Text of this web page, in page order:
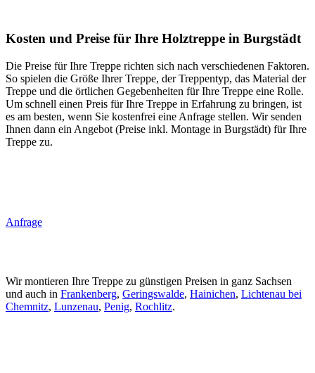
Kosten und Preise für Ihre Holztreppe in Burgstädt
Die Preise für Ihre Treppe richten sich nach verschiedenen Faktoren.
So spielen die Größe Ihrer Treppe, der Treppentyp, das Material der
Treppe und die örtlichen Gegebenheiten für Ihre Treppe eine Rolle.
Um schnell einen Preis für Ihre Treppe in Erfahrung zu bringen, ist
es am besten, wenn Sie kostenfrei eine Anfrage stellen. Wir senden
Ihnen dann ein Angebot (Preise inkl. Montage in Burgstädt) für Ihre
Treppe zu.
Anfrage
Wir montieren Ihre Treppe zu günstigen Preisen in ganz Sachsen
und auch in Frankenberg, Geringswalde, Hainichen, Lichtenau bei
Chemnitz, Lunzenau, Penig, Rochlitz.